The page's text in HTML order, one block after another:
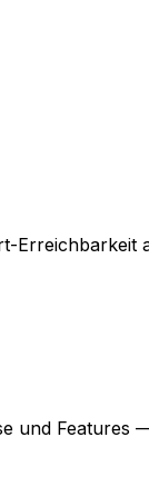
Erreichbarkeit
und Features